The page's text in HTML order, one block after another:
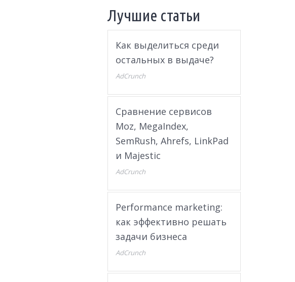
Лучшие статьи
Как выделиться среди
остальных в выдаче?
AdCrunch
Сравнение сервисов
Moz, MegaIndex,
SemRush, Ahrefs, LinkPad
и Majestic
AdCrunch
Performance marketing:
как эффективно решать
задачи бизнеса
AdCrunch